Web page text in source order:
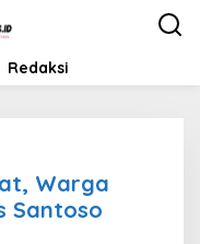
Redaksi
Warga
Santoso